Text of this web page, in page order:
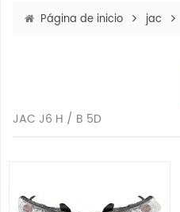
Página de inicio jac
JAC J6 H / B 5D